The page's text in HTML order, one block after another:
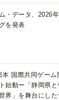
・データ、2026
を発表
本 国際共同ゲー
始動ー「静岡県
界」を舞台にし